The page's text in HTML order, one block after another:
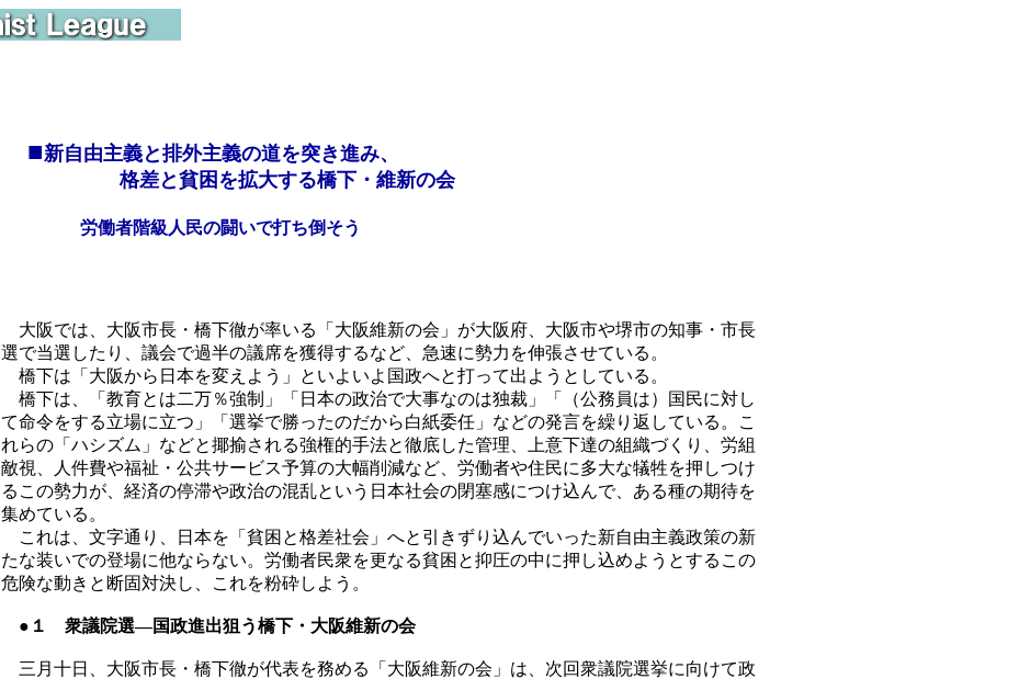
■新自由主義と排外主義の道を突き進み、
格差と貧困を拡大する橋下・維新の会
労働者階級人民の闘いで打ち倒そう
大阪では、大阪市長・橋下徹が率いる「大阪維新の会」が大阪府、大阪市や堺市の知事・市長
選で当選したり、議会で過半の議席を獲得するなど、急速に勢力を伸張させている。
橋下は「大阪から日本を変えよう」といよいよ国政へと打って出ようとしている。
橋下は、「教育とは二万％強制」「日本の政治で大事なのは独裁」「（公務員は）国民に対し
て命令をする立場に立つ」「選挙で勝ったのだから白紙委任」などの発言を繰り返している。こ
れらの「ハシズム」などと揶揄される強権的手法と徹底した管理、上意下達の組織づくり、労組
敵視、人件費や福祉・公共サービス予算の大幅削減など、労働者や住民に多大な犠牲を押しつけ
るこの勢力が、経済の停滞や政治の混乱という日本社会の閉塞感につけ込んで、ある種の期待を
集めている。
これは、文字通り、日本を「貧困と格差社会」へと引きずり込んでいった新自由主義政策の新
たな装いでの登場に他ならない。労働者民衆を更なる貧困と抑圧の中に押し込めようとするこの
危険な動きと断固対決し、これを粉砕しよう。
●１ 衆議院選―国政進出狙う橋下・大阪維新の会
三月十日、大阪市長・橋下徹が代表を務める「大阪維新の会」は、次回衆議院選挙に向けて政